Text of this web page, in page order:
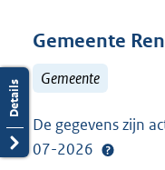
Gemeente
Gemeente
De gegevens zijn
07-2026